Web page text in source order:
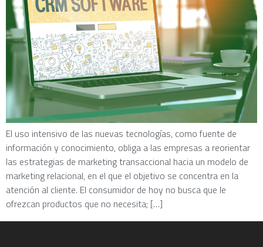
El uso intensivo de las nuevas tecnologías, como fuente de
información y conocimiento, obliga a las empresas a reorientar
las estrategias de marketing transaccional hacia un modelo de
marketing relacional, en el que el objetivo se concentra en la
atención al cliente. El consumidor de hoy no busca que le
ofrezcan productos que no necesita; […]